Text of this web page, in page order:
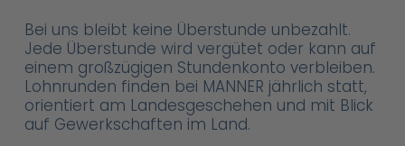
Bei uns bleibt keine Überstunde unbezahlt.
Jede Überstunde wird vergütet oder kann auf
einem großzügigen Stundenkonto verbleiben.
Lohnrunden finden bei MANNER jährlich statt,
orientiert am Landesgeschehen und mit Blick
auf Gewerkschaften im Land.